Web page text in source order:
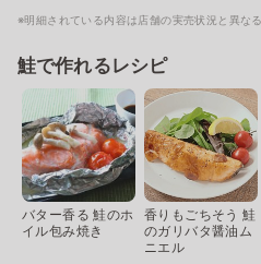
※明細されている内容は店舗の実売状況と異な
鮭で作れるレシピ
バター香る 鮭のホ
イル包み焼き
香りもごちそう 鮭
のガリバタ醤油ム
ニエル